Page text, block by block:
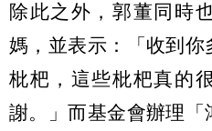
除此之外，郭董同時
媽，並表示：「收到
枇杷，這些枇杷真的
謝。」而基金會辦理